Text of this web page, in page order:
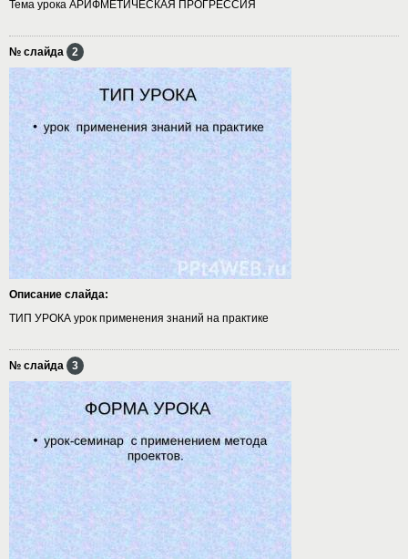
Тема урока АРИФМЕТИЧЕСКАЯ ПРОГРЕССИЯ
№ слайда 2
Описание слайда:
ТИП УРОКА урок применения знаний на практике
№ слайда 3